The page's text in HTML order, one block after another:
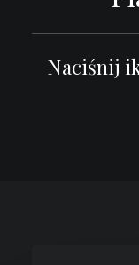
Naciśnij